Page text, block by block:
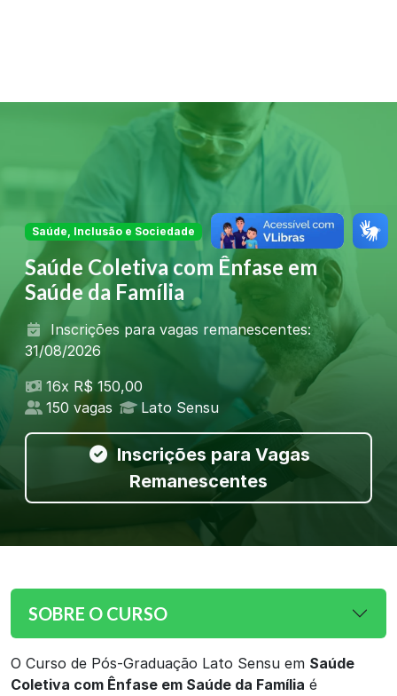
Saúde, Inclusão e Sociedade
Saúde Coletiva com Ênfase em
Saúde da Família
Inscrições para vagas remanescentes:
31/08/2026
16x R$ 150,00
150 vagas
Lato Sensu
Inscrições para Vagas
Remanescentes
SOBRE O CURSO
O Curso de Pós-Graduação Lato Sensu em Saúde
Coletiva com Ênfase em Saúde da Família é